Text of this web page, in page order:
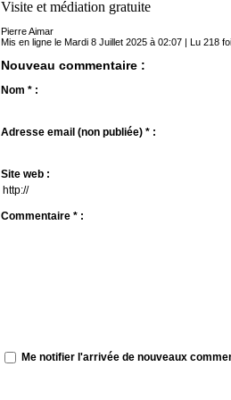
Visite et médiation gratuite
Pierre Aimar
Mis en ligne le Mardi 8 Juillet 2025 à 02:07 | Lu 218
Nouveau commentaire :
Nom * :
Adresse email (non publiée) * :
Site web :
Commentaire * :
Me notifier l'arrivée de nouveaux